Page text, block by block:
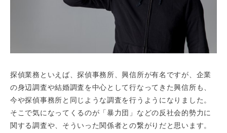
探偵業務といえば、探偵事務所、興信所が有名ですが、企業
の身辺調査や結婚調査を中心として行なってきた興信所も、
今や探偵事務所と同じような調査を行うようになりました。
そこで気になってくるのが「暴力団」などの反社会的勢力に
関する調査や、そういった関係者との繋がりだと思います。